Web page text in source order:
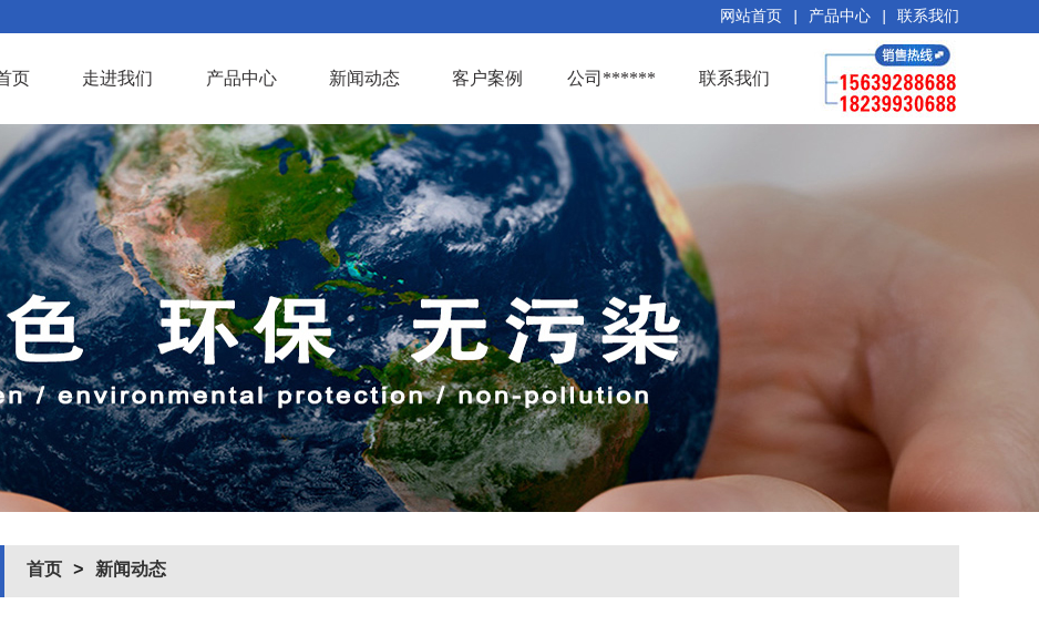
网站首页 产品中心 联系我们
页 走进我们 产品中心 新闻动态 客户案例 公司****** 联系我们
首页 > 新闻动态